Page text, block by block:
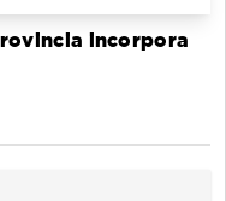
incorpora